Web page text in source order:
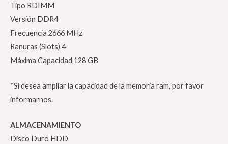
Tipo RDIMM
Versión DDR4
Frecuencia 2666 MHz
Ranuras (Slots) 4
Máxima Capacidad 128 GB
*Si desea ampliar la capacidad de la memoria ram, por favor
informarnos.
ALMACENAMIENTO
Disco Duro HDD